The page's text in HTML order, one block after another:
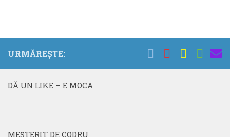
URMĂREȘTE:
DĂ UN LIKE – E MOCA
MEŞTERIT DE CODRU